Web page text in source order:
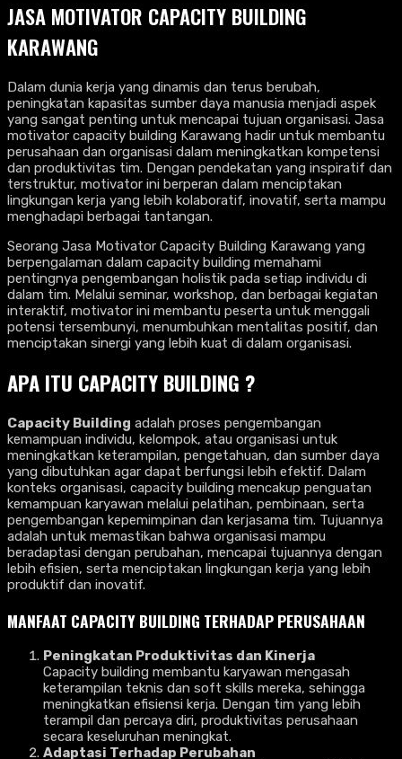
JASA MOTIVATOR CAPACITY BUILDING
KARAWANG
Dalam dunia kerja yang dinamis dan terus berubah,
peningkatan kapasitas sumber daya manusia menjadi aspek
yang sangat penting untuk mencapai tujuan organisasi. Jasa
motivator capacity building Karawang hadir untuk membantu
perusahaan dan organisasi dalam meningkatkan kompetensi
dan produktivitas tim. Dengan pendekatan yang inspiratif dan
terstruktur, motivator ini berperan dalam menciptakan
lingkungan kerja yang lebih kolaboratif, inovatif, serta mampu
menghadapi berbagai tantangan.
Seorang Jasa Motivator Capacity Building Karawang yang
berpengalaman dalam capacity building memahami
pentingnya pengembangan holistik pada setiap individu di
dalam tim. Melalui seminar, workshop, dan berbagai kegiatan
interaktif, motivator ini membantu peserta untuk menggali
potensi tersembunyi, menumbuhkan mentalitas positif, dan
menciptakan sinergi yang lebih kuat di dalam organisasi.
APA ITU CAPACITY BUILDING ?
Capacity Building adalah proses pengembangan
kemampuan individu, kelompok, atau organisasi untuk
meningkatkan keterampilan, pengetahuan, dan sumber daya
yang dibutuhkan agar dapat berfungsi lebih efektif. Dalam
konteks organisasi, capacity building mencakup penguatan
kemampuan karyawan melalui pelatihan, pembinaan, serta
pengembangan kepemimpinan dan kerjasama tim. Tujuannya
adalah untuk memastikan bahwa organisasi mampu
beradaptasi dengan perubahan, mencapai tujuannya dengan
lebih efisien, serta menciptakan lingkungan kerja yang lebih
produktif dan inovatif.
MANFAAT CAPACITY BUILDING TERHADAP PERUSAHAAN
Peningkatan Produktivitas dan Kinerja
Capacity building membantu karyawan mengasah
keterampilan teknis dan soft skills mereka, sehingga
meningkatkan efisiensi kerja. Dengan tim yang lebih
terampil dan percaya diri, produktivitas perusahaan
secara keseluruhan meningkat.
Adaptasi Terhadap Perubahan